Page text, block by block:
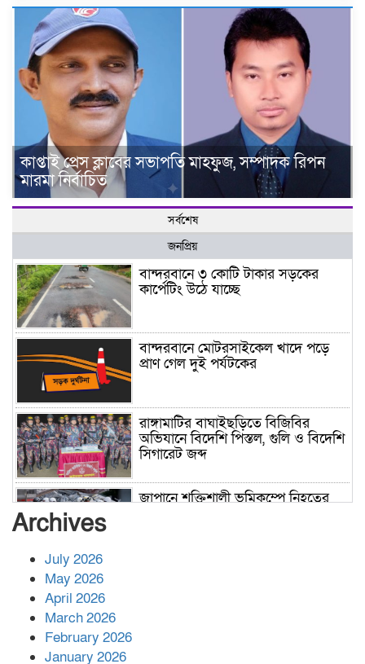
কাপ্তাই প্রেস ক্লাবের সভাপতি মাহফুজ, সম্পাদক রিপন
মারমা নির্বাচিত
সর্বশেষ
জনপ্রিয়
বান্দরবানে ৩ কোটি টাকার সড়কের
কার্পেটিং উঠে যাচ্ছে
বান্দরবানে মোটরসাইকেল খাদে পড়ে
প্রাণ গেল দুই পর্যটকের
রাঙ্গামাটির বাঘাইছড়িতে বিজিবির
অভিযানে বিদেশি পিস্তল, গুলি ও বিদেশি
সিগারেট জব্দ
জাপানে শক্তিশালী ভূমিকম্পে নিহতের
Archives
July 2026
May 2026
April 2026
March 2026
February 2026
January 2026